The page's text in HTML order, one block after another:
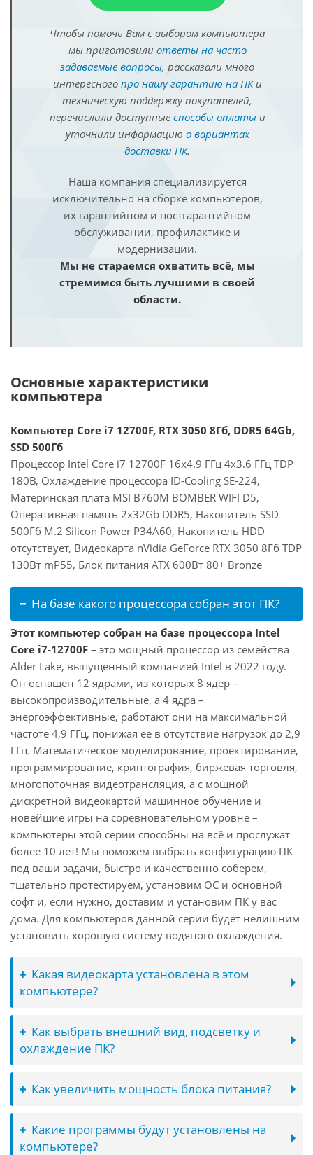
Чтобы помочь Вам с выбором компьютера
мы приготовили ответы на часто
задаваемые вопросы, рассказали много
интересного про нашу гарантию на ПКи
техническую поддержку покупателей,
перечислили доступные способы оплатыи
уточнили информацию о вариантах
доставки ПК.
Наша компания специализируется
исключительно на сборке компьютеров,
их гарантийном и постгарантийном
обслуживании, профилактике и
модернизации.
Мы не стараемся охватить всё, мы
стремимся быть лучшими в своей
области.
Основные характеристики
компьютера
Компьютер Core i7 12700F, RTX 3050 8Гб, DDR5 64Gb,
SSD 500Гб
Процессор Intel Core i7 12700F 16x4.9 ГГц 4x3.6 ГГц TDP
180В, Охлаждение процессора ID-Cooling SE-224,
Материнская плата MSI B760M BOMBER WIFI D5,
Оперативная память 2x32Gb DDR5, Накопитель SSD
500Гб M.2 Silicon Power P34A60, Накопитель HDD
отсутствует, Видеокарта nVidia GeForce RTX 3050 8Гб TDP
130Вт mP55, Блок питания ATX 600Вт 80+ Bronze
На базе какого процессора собран этот ПК?
Этот компьютер собран на базе процессора Intel
Core i7-12700F – это мощный процессор из семейства
Alder Lake, выпущенный компанией Intel в 2022 году.
Он оснащен 12 ядрами, из которых 8 ядер –
высокопроизводительные, а 4 ядра –
энергоэффективные, работают они на максимальной
частоте 4,9 ГГц, понижая ее в отсутствие нагрузок до 2,9
ГГц. Математическое моделирование, проектирование,
программирование, криптография, биржевая торговля,
многопоточная видеотрансляция, а с мощной
дискретной видеокартой машинное обучение и
новейшие игры на соревновательном уровне –
компьютеры этой серии способны на всё и прослужат
более 10 лет! Мы поможем выбрать конфигурацию ПК
под ваши задачи, быстро и качественно соберем,
тщательно протестируем, установим ОС и основной
софт и, если нужно, доставим и установим ПК у вас
дома. Для компьютеров данной серии будет нелишним
установить хорошую систему водяного охлаждения.
Какая видеокарта установлена в этом
компьютере?
Как выбрать внешний вид, подсветку и
охлаждение ПК?
Как увеличить мощность блока питания?
Какие программы будут установлены на
компьютере?